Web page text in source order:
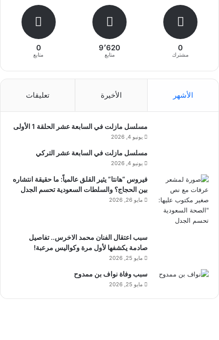
0
مشترك
9٬620
متابع
0
متابع
الأشهر الأخيرة تعليقات
مسلسل مازلت في السابعة عشر الحلقة 1 الأولى
يونيو 4, 2026
مسلسل مازلت في السابعة عشر التركي
يونيو 4, 2026
فيروس “هانتا” يثير القلق عالمياً: ما حقيقة انتشاره
بين الحجاج؟ والسلطات السعودية تحسم الجدل
مايو 26, 2026
سبب اعتقال الفنان محمد الاخرس.. تفاصيل
صادمة يكشفها لأول مرة وكواليس مرعبة!
مايو 25, 2026
سبب وفاة نواف بن ممدوح
مايو 25, 2026